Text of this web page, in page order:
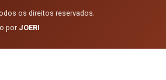
os direitos reservados.
por JOERI